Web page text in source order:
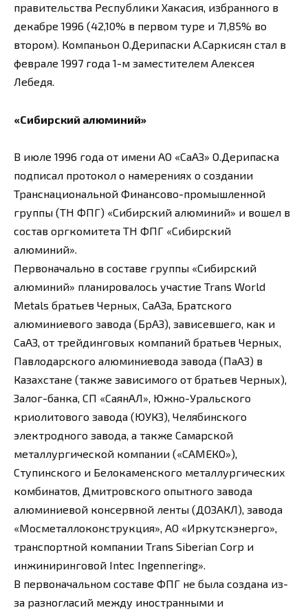
правительства Республики Хакасия, избранного в
декабре 1996 (42,10% в первом туре и 71,85% во
втором). Компаньон О.Дерипаски А.Саркисян стал в
феврале 1997 года 1-м заместителем Алексея
Лебедя.
«Сибирский алюминий»
В июле 1996 года от имени АО «СаАЗ» О.Дерипаска
подписал протокол о намерениях о создании
Транснациональной Финансово-промышленной
группы (ТН ФПГ) «Сибирский алюминий» и вошел в
состав оргкомитета ТН ФПГ «Сибирский
алюминий».
Первоначально в составе группы «Сибирский
алюминий» планировалось участие Trans World
Metals братьев Черных, СаАЗа, Братского
алюминиевого завода (БрАЗ), зависевшего, как и
СаАЗ, от трейдинговых компаний братьев Черных,
Павлодарского алюминиевода завода (ПаАЗ) в
Казахстане (также зависимого от братьев Черных),
Залог-банка, СП «СаянАЛ», Южно-Уральского
криолитового завода (ЮУКЗ), Челябинского
электродного завода, а также Самарской
металлургической компании («САМЕКО»),
Ступинского и Белокаменского металлургических
комбинатов, Дмитровского опытного завода
алюминиевой консервной ленты (ДОЗАКЛ), завода
«Мосметаллоконструкция», АО «Иркутскэнерго»,
транспортной компании Trans Siberian Corp и
инжиниринговой Intec Ingennering».
В первоначальном составе ФПГ не была создана из-
за разногласий между иностранными и